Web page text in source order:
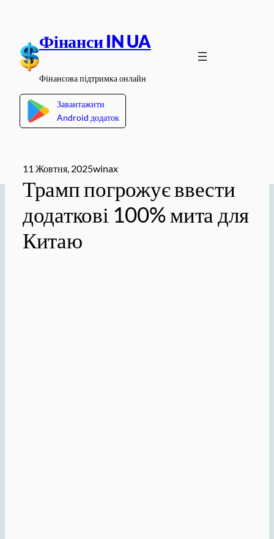
вмісту
Фінанси IN UA
Фінансова підтримка онлайн
Завантажити
Android додаток
11 Жовтня, 2025winax
Трамп погрожує ввести
додаткові 100% мита для
Китаю